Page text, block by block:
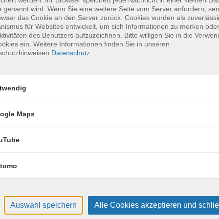
für unvergessliche
17 Keramik kennenlernen
09:30 – 12:30 Uhr
genannt wird. Wenn Sie eine weitere Seite vom Server anfordern,
das Cookie an den Server zurück. Cookies wurden als
für Websites entwickelt, um sich Informationen zu merken
des Benutzers aufzuzeichnen. Bitte willigen Sie in die
ein. Weitere Informationen finden Sie in unseren
Datenschutz
Maps
Auswahl speichern Alle Cookies akzeptieren und